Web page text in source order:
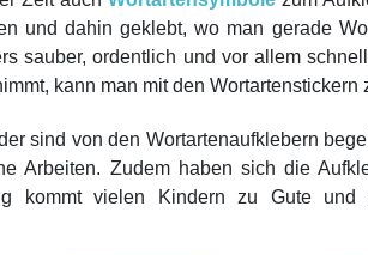
und dahin geklebt, wo man gerade
sauber, ordentlich und vor allem
kann man mit den Wortartenstickern
sind von den Wortartenaufklebern
Arbeiten. Zudem haben sich die
kommt vielen Kindern zu Gute